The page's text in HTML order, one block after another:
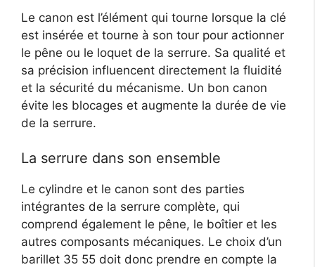
Le canon est l’élément qui tourne lorsque la clé
est insérée et tourne à son tour pour actionner
le pêne ou le loquet de la serrure. Sa qualité et
sa précision influencent directement la fluidité
et la sécurité du mécanisme. Un bon canon
évite les blocages et augmente la durée de vie
de la serrure.
La serrure dans son ensemble
Le cylindre et le canon sont des parties
intégrantes de la serrure complète, qui
comprend également le pêne, le boîtier et les
autres composants mécaniques. Le choix d’un
barillet 35 55 doit donc prendre en compte la